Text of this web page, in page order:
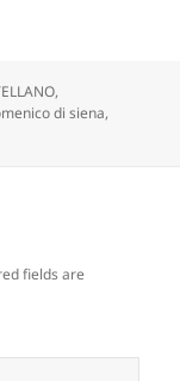
,
di siena,
fields are